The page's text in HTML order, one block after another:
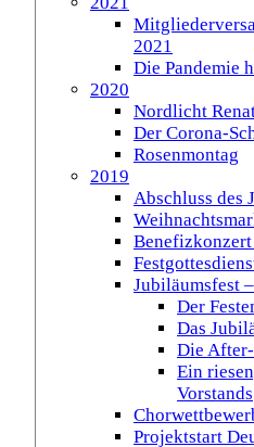
2021
Die Pandemie
2020
Nordlicht
Der Corona-
Rosenmontag
2019
Abschluss des
Jubiläumsfest
Der
Das
Die
Ein
Vorstands
Projektstart